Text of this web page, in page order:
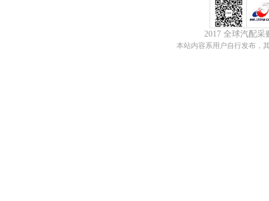
2017 全球汽配
本站内容系用户自行发布，